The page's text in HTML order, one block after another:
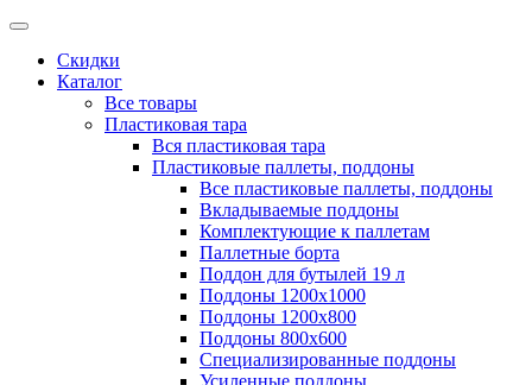
Скидки
Каталог
Все товары
Пластиковая тара
Вся пластиковая тара
Пластиковые паллеты, поддоны
Все пластиковые паллеты, поддоны
Вкладываемые поддоны
Комплектующие к паллетам
Паллетные борта
Поддон для бутылей 19 л
Поддоны 1200х1000
Поддоны 1200х800
Поддоны 800х600
Специализированные поддоны
Усиленные поддоны